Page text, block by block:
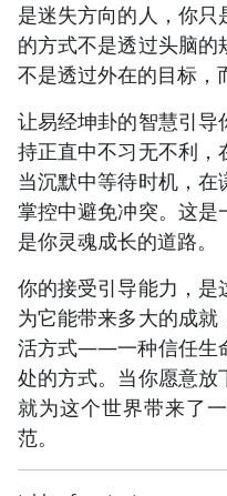
是迷失方向的人，你
的方式不是透过头脑的
不是透过外在的目标，
让易经坤卦的智慧引导
持正直中不习无不利
当沉默中等待时机，
掌控中避免冲突。这
是你灵魂成长的道路。
你的接受引导能力，是
为它能带来多大的成就
活方式——一种信任生
处的方式。当你愿意
就为这个世界带来了
范。